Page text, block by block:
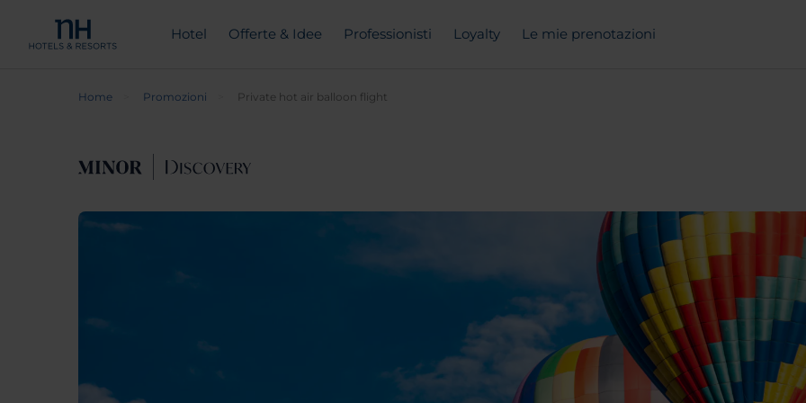
Hotel Offerte & Idee Professionisti Loyalty Le mie prenotazioni
Home Promozioni Private hot air balloon flight